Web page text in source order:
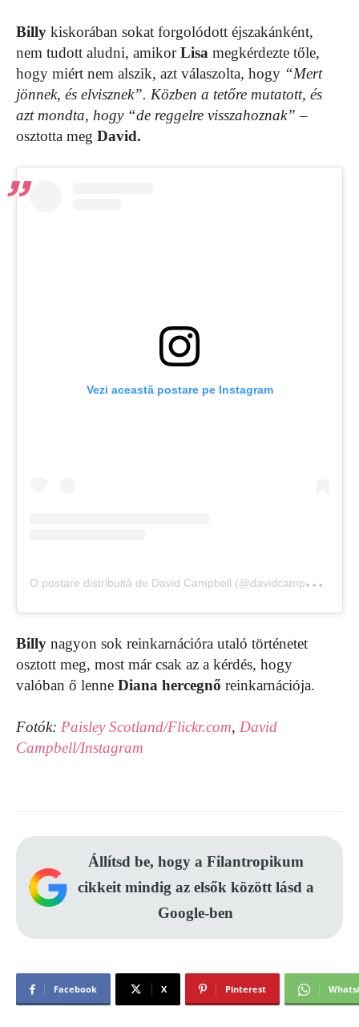
Billy kiskorában sokat forgolódott éjszakánként,
nem tudott aludni, amikorLisa megkérdezte tőle,
hogy miért nem alszik, azt válaszolta, hogy “Mert
jönnek, és elvisznek”. Közben a tetőre mutatott, és
azt mondta, hogy “de reggelre visszahoznak” –
osztotta meg David.
Vezi această postare pe Instagram
O
postare distribuită de David Campbell (@davidcampbell73)
Billy nagyon sok reinkarnációra utaló történetet
osztott meg, most már csak az a kérdés, hogy
valóban ő lenne Diana hercegnő reinkarnációja.
Fotók: Paisley Scotland/Flickr.com, David
Campbell/Instagram
Állítsd be, hogy a Filantropikum
cikkeit mindig az elsők között lásd a
Google-ben
Facebook X Pinterest